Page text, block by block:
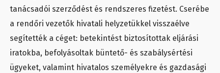
tanácsadói szerződést és rendszeres fizetést. Cserébe
a rendőri vezetők hivatali helyzetükkel visszaélve
segítették a céget: betekintést biztosítottak eljárási
iratokba, befolyásoltak büntető- és szabálysértési
ügyeket, valamint hivatalos személyekre és gazdasági